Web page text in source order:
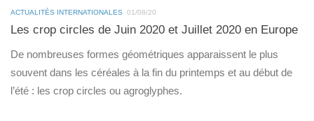
ACTUALITÉS INTERNATIONALES 01/08/20
Les crop circles de Juin 2020 et Juillet 2020 en Europe
De nombreuses formes géométriques apparaissent le plus
souvent dans les céréales à la fin du printemps et au début de
l’été : les crop circles ou agroglyphes.